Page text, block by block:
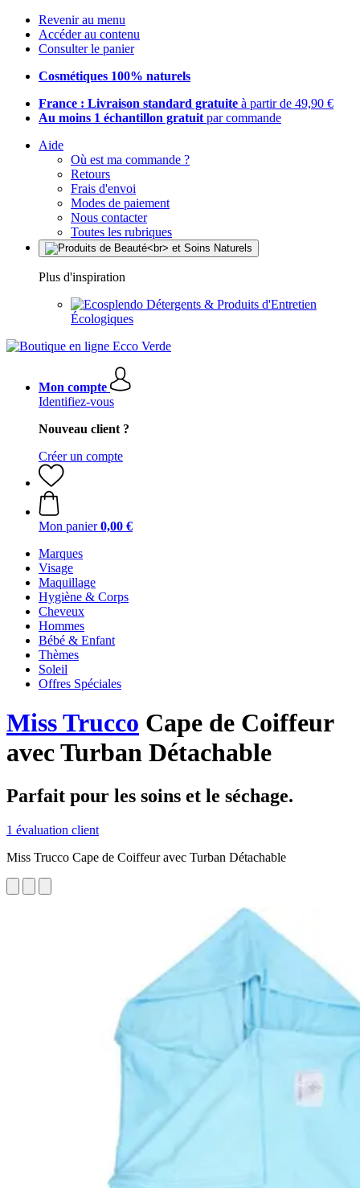
Revenir au menu
Accéder au contenu
Consulter le panier
Cosmétiques 100% naturels
France : Livraison standard gratuite à partir de 49,90 €
Au moins 1 échantillon gratuit par commande
Aide
Où est ma commande ?
Retours
Frais d'envoi
Modes de paiement
Nous contacter
Toutes les rubriques
Plus d'inspiration
Détergents & Produits d'Entretien
Écologiques
Mon compte
Identifiez-vous
Nouveau client ?
Créer un compte
Mon panier 0,00 €
Marques
Visage
Maquillage
Hygiène & Corps
Cheveux
Hommes
Bébé & Enfant
Thèmes
Soleil
Offres Spéciales
Miss Trucco Cape de Coiffeur
avec Turban Détachable
Parfait pour les soins et le séchage.
1 évaluation client
Miss Trucco Cape de Coiffeur avec Turban Détachable